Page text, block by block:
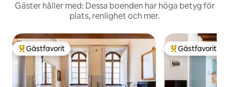
Gäster håller med: Dessa boenden har höga betyg för
plats, renlighet och mer.
Populär gästfavorit
Gästfavorit Populär
Gästfavorit